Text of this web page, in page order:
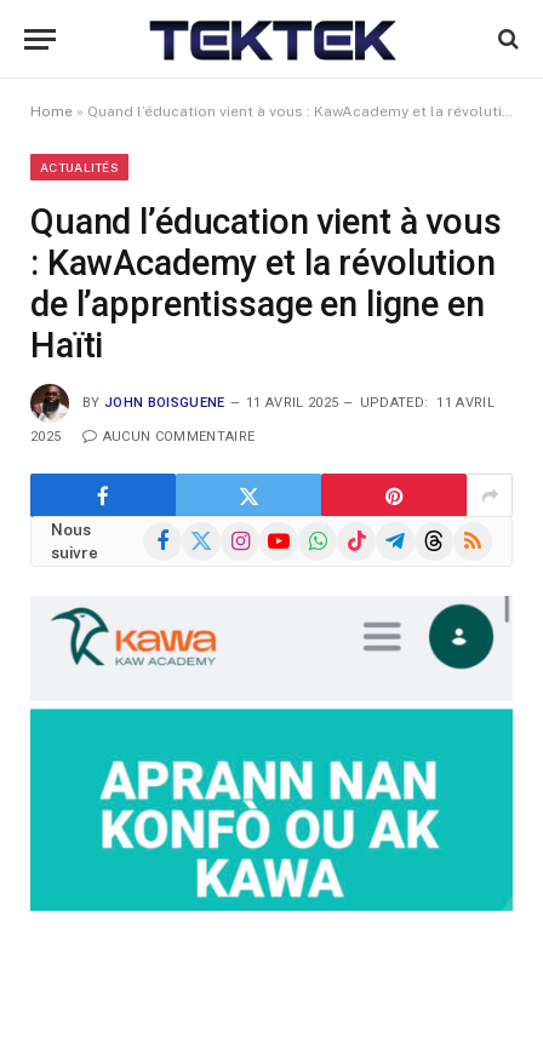
Home » Quand l’éducation vient à vous : KawAcademy et la révolution de l’apprentissage en ligne en Haïti
ACTUALITÉS
Quand l’éducation vient à vous
: KawAcademy et la révolution
de l’apprentissage en ligne en
Haïti
BY JOHN BOISGUENE 11 AVRIL 2025 UPDATED: 11 AVRIL
2025 AUCUN COMMENTAIRE
Nous
suivre
Facebook
X
InstagramYouTubeWhatsAppTikTokTelegramThreads
RSS